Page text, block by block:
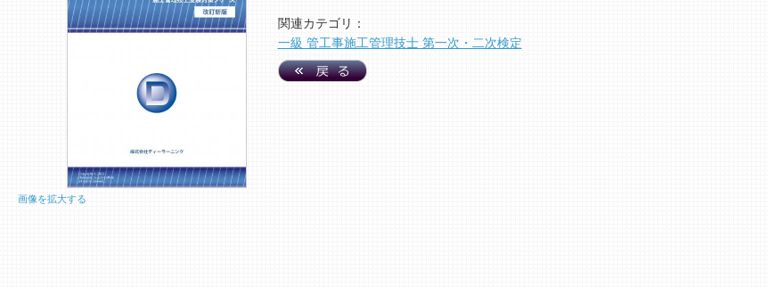
画像を拡大する
関連カテゴリ：
一級 管工事施工管理技士 第一次・二次検定